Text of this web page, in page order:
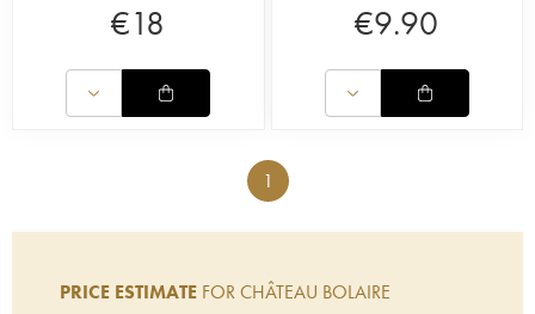
€18 €9.90
1
PRICE ESTIMATE FOR CHÂTEAU BOLAIRE